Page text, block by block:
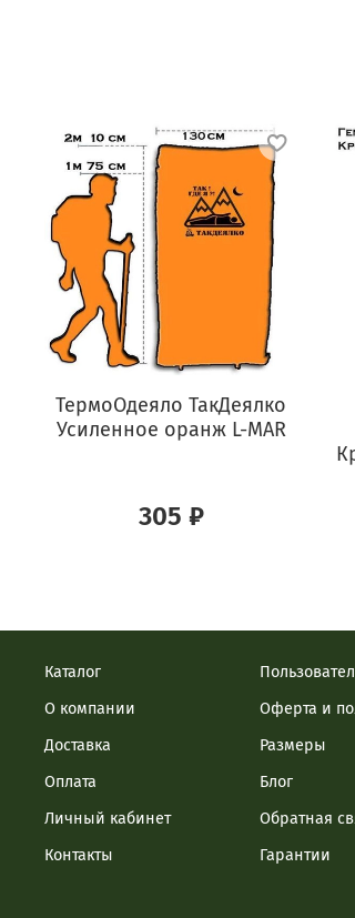
ТермоОдеяло ТакДеялко
Усиленное оранж L-MAR
305 ₽
Каталог
О компании
Доставка
Оплата
Личный кабинет
Контакты
Оферта и
Размеры
Блог
Обратная
Гарантии